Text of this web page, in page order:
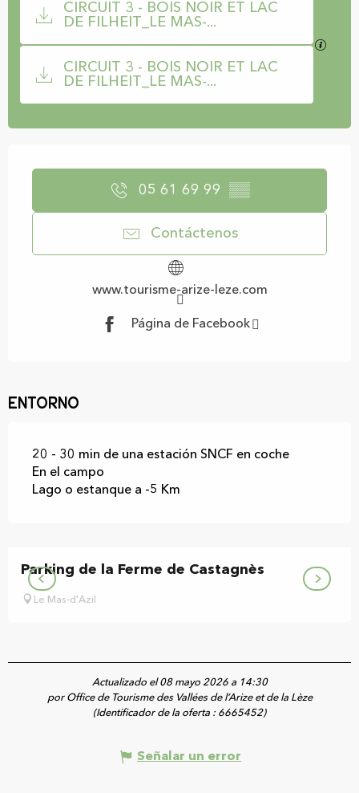
CIRCUIT 3 - BOIS NOIR ET LAC
DE FILHEIT_LE MAS-...
CIRCUIT 3 - BOIS NOIR ET LAC
DE FILHEIT_LE MAS-...
Los
05 61 69 99 ▒▒
Contáctenos
www.tourisme-arize-leze.com
Página de Facebook
Entorno
20 - 30 min de una estación SNCF en coche
En el campo
Lago o estanque a -5 Km
Parking de la Ferme de Castagnès
Le Mas-d'Azil
Actualizado el 08 mayo 2026 a 14:30
por Office de Tourisme des Vallées de l’Arize et de la Lèze
(Identificador de la oferta : 6665452)
Señalar un error